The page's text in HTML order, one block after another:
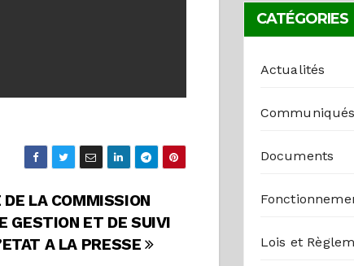
DE LA COMMISSION
GESTION ET DE SUIVI
A LA PRESSE
CATÉGORIES
Actualités
Communiqués
Documents
Lois et